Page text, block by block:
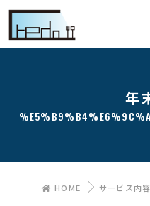
年
HOME サービス内容